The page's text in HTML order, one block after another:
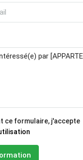
ce formulaire, j'accepte